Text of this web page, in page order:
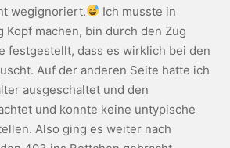
wegignoriert.
Ich musste in
Kopf machen, bin durch den Zug
festgestellt, dass es wirklich bei den
Auf der anderen Seite hatte ich
ausgeschaltet und den
und konnte keine untypische
Also ging es weiter nach